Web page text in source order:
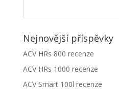
Nejnovější příspěvky
ACV HRs 800 recenze
ACV HRs 1000 recenze
ACV Smart 100l recenze